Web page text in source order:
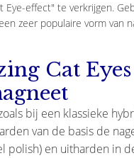
Eye-effect" te verkrijgen.
zeer populaire vorm
Cat Eyes
bij een klassieke
van de basis de
polish) en uitharden in